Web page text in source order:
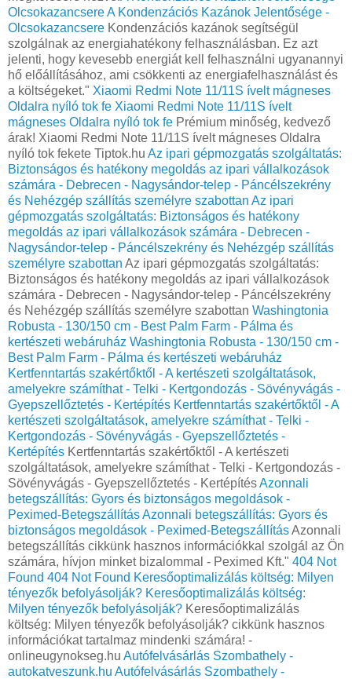
OlcsokazancsereA Kondenzációs Kazánok Jelentősége -
Olcsokazancsere Kondenzációs kazánok segítségül
szolgálnak az energiahatékony felhasználásban. Ez azt
jelenti, hogy kevesebb energiát kell felhasználni ugyanannyi
hő előállításához, ami csökkenti az energiafelhasználást és
a költségeket." Xiaomi Redmi Note 11/11S ívelt mágneses
Oldalra nyíló tok fe Xiaomi Redmi Note 11/11S ívelt
mágneses Oldalra nyíló tok fe Prémium minőség, kedvező
árak! Xiaomi Redmi Note 11/11S ívelt mágneses Oldalra
nyíló tok fekete Tiptok.hu Az ipari gépmozgatás szolgáltatás:
Biztonságos és hatékony megoldás az ipari vállalkozások
számára - Debrecen - Nagysándor-telep - Páncélszekrény
és Nehézgép szállítás személyre szabottan Az ipari
gépmozgatás szolgáltatás: Biztonságos és hatékony
megoldás az ipari vállalkozások számára - Debrecen -
Nagysándor-telep - Páncélszekrény és Nehézgép szállítás
személyre szabottan Az ipari gépmozgatás szolgáltatás:
Biztonságos és hatékony megoldás az ipari vállalkozások
számára - Debrecen - Nagysándor-telep - Páncélszekrény
és Nehézgép szállítás személyre szabottan Washingtonia
Robusta - 130/150 cm - Best Palm Farm - Pálma és
kertészeti webáruház Washingtonia Robusta - 130/150 cm -
Best Palm Farm - Pálma és kertészeti webáruház
Kertfenntartás szakértőktől - A kertészeti szolgáltatások,
amelyekre számíthat - Telki - Kertgondozás - Sövényvágás -
Gyepszellőztetés - Kertépítés Kertfenntartás szakértőktől - A
kertészeti szolgáltatások, amelyekre számíthat - Telki -
Kertgondozás - Sövényvágás - Gyepszellőztetés -
Kertépítés Kertfenntartás szakértőktől - A kertészeti
szolgáltatások, amelyekre számíthat - Telki - Kertgondozás -
Sövényvágás - Gyepszellőztetés - KertépítésAzonnali
betegszállítás: Gyors és biztonságos megoldások -
Peximed-BetegszállításAzonnali betegszállítás: Gyors és
biztonságos megoldások - Peximed-BetegszállításAzonnali
betegszállítás cikkünk hasznos információkkal szolgál az Ön
számára, hívjon minket bizalommal - Peximed Kft." 404 Not
Found 404 Not Found Keresőoptimalizálás költség: Milyen
tényezők befolyásolják? Keresőoptimalizálás költség:
Milyen tényezők befolyásolják? Keresőoptimalizálás
költség: Milyen tényezők befolyásolják? cikkünk hasznos
információkat tartalmaz mindenki számára! -
onlineugynokseg.hu Autófelvásárlás Szombathely -
autokatveszunk.hu Autófelvásárlás Szombathely -